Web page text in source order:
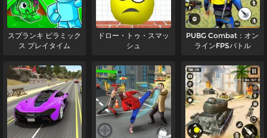
スプランキ ピラミック
ス プレイタイム
ドロー・トゥ・スマッ
シュ
PUBG Combat：オン
ラインFPSバトル